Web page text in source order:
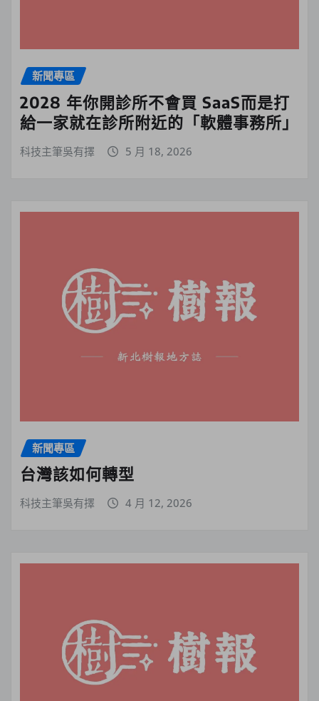
新聞專區
2028 年你開診所不會買 SaaS而是打
給一家就在診所附近的「軟體事務所」
科技主筆吳有擇 5 月 18, 2026
新聞專區
台灣該如何轉型
科技主筆吳有擇 4 月 12, 2026